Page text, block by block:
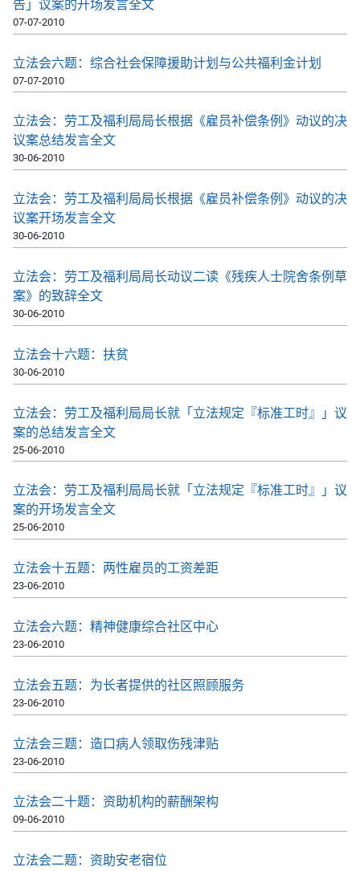
告」议案的开场发言全文
07-07-2010
立法会六题：综合社会保障援助计划与公共福利金计划
07-07-2010
立法会：劳工及福利局局长根据《雇员补偿条例》动议的决
议案总结发言全文
30-06-2010
立法会：劳工及福利局局长根据《雇员补偿条例》动议的决
议案开场发言全文
30-06-2010
立法会：劳工及福利局局长动议二读《残疾人士院舍条例草
案》的致辞全文
30-06-2010
立法会十六题：扶贫
30-06-2010
立法会：劳工及福利局局长就「立法规定『标准工时』」议
案的总结发言全文
25-06-2010
立法会：劳工及福利局局长就「立法规定『标准工时』」议
案的开场发言全文
25-06-2010
立法会十五题：两性雇员的工资差距
23-06-2010
立法会六题：精神健康综合社区中心
23-06-2010
立法会五题：为长者提供的社区照顾服务
23-06-2010
立法会三题：造口病人领取伤残津贴
23-06-2010
立法会二十题：资助机构的薪酬架构
09-06-2010
立法会二题：资助安老宿位